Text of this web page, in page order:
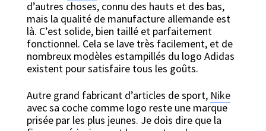
d’autres choses, connu des hauts et des bas,
mais la qualité de manufacture allemande est
là. C’est solide, bien taillé et parfaitement
fonctionnel. Cela se lave très facilement, et de
nombreux modèles estampillés du logo Adidas
existent pour satisfaire tous les goûts.
Autre grand fabricant d’articles de sport, Nike
avec sa coche comme logo reste une marque
prisée par les plus jeunes. Je dois dire que la